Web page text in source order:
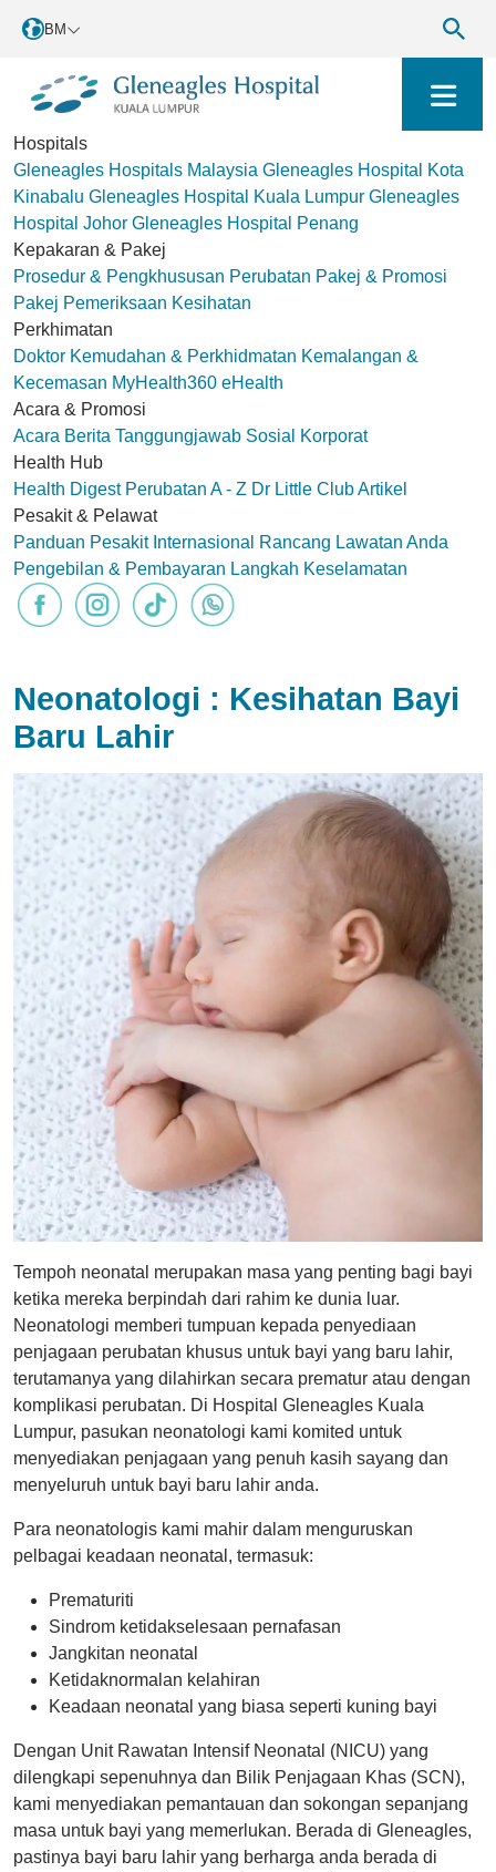
BM
Hospitals
Gleneagles Hospitals Malaysia Gleneagles Hospital Kota
Kinabalu Gleneagles Hospital Kuala Lumpur Gleneagles
Hospital Johor Gleneagles Hospital Penang
Kepakaran & Pakej
Prosedur & Pengkhususan Perubatan Pakej & Promosi
Pakej Pemeriksaan Kesihatan
Perkhimatan
Doktor Kemudahan & Perkhidmatan Kemalangan &
Kecemasan MyHealth360 eHealth
Acara & Promosi
Acara Berita Tanggungjawab Sosial Korporat
Health Hub
Health Digest Perubatan A - Z Dr Little ClubArtikel
Pesakit & Pelawat
Panduan Pesakit Internasional
Rancang Lawatan Anda
Pengebilan & Pembayaran Langkah Keselamatan
Neonatologi : Kesihatan Bayi
Baru Lahir
Tempoh neonatal merupakan masa yang penting bagi bayi
ketika mereka berpindah dari rahim ke dunia luar.
Neonatologi memberi tumpuan kepada penyediaan
penjagaan perubatan khusus untuk bayi yang baru lahir,
terutamanya yang dilahirkan secara prematur atau dengan
komplikasi perubatan. Di Hospital Gleneagles Kuala
Lumpur, pasukan neonatologi kami komited untuk
menyediakan penjagaan yang penuh kasih sayang dan
menyeluruh untuk bayi baru lahir anda.
Para neonatologis kami mahir dalam menguruskan
pelbagai keadaan neonatal, termasuk:
Prematuriti
Sindrom ketidakselesaan pernafasan
Jangkitan neonatal
Ketidaknormalan kelahiran
Keadaan neonatal yang biasa seperti kuning bayi
Dengan Unit Rawatan Intensif Neonatal (NICU) yang
dilengkapi sepenuhnya dan Bilik Penjagaan Khas (SCN),
kami menyediakan pemantauan dan sokongan sepanjang
masa untuk bayi yang memerlukan. Berada di Gleneagles,
pastinya bayi baru lahir yang berharga anda berada di